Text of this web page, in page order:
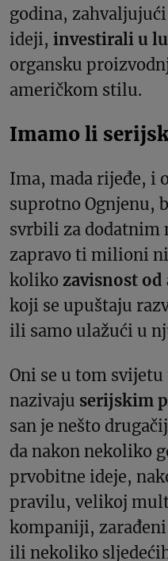
godina,
ideji, investirali u
organsku
američkom stilu.
Imamo li
Ima, mada rijeđe, i
suprotno Ognjenu,
svrbili za
zapravo ti milioni
koliko zavisnost
koji se upuštaju
ili samo ulažući u
Oni se u tom
nazivaju serijskim
san je nešto
da nakon nekoliko
prvobitne ideje,
pravilu, velikoj
kompaniji,
ili nekoliko